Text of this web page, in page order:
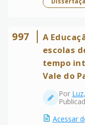
997
A
escolas
tempo
Vale do
Por
Acessar